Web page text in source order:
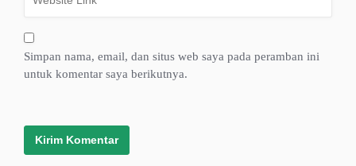
Simpan nama, email, dan situs web saya pada peramban ini
untuk komentar saya berikutnya.